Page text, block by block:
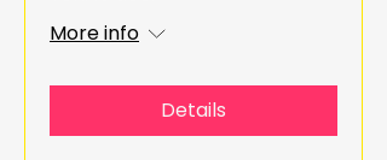
More info
Details